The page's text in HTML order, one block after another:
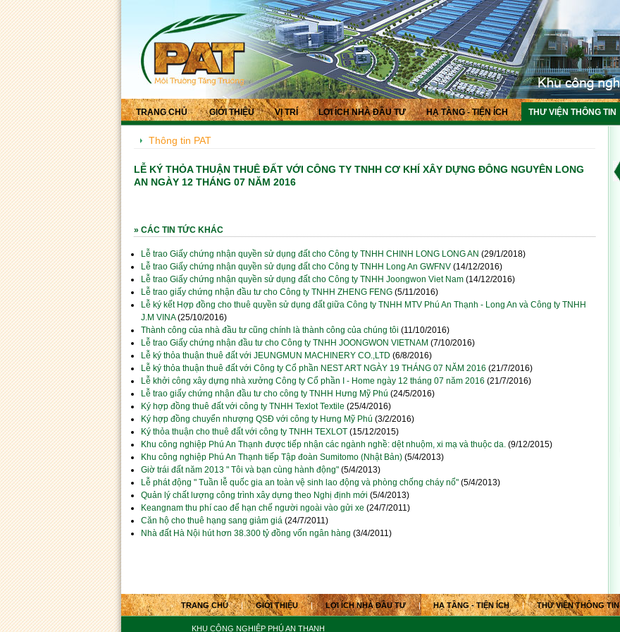
TRANG CHỦ GIỚI THIỆU VỊ TRÍ LỢI ÍCH NHÀ ĐẦU TƯ HẠ TẦNG - TIỆN ÍCH THƯ VIỆN THÔNG TIN
Thông tin PAT
LỄ KÝ THỎA THUẬN THUÊ ĐẤT VỚI CÔNG TY TNHH CƠ KHÍ XÂY DỰNG ĐÔNG NGUYÊN LONG
AN NGÀY 12 THÁNG 07 NĂM 2016
» CÁC TIN TỨC KHÁC
Lễ trao Giấy chứng nhận quyền sử dụng đất cho Công ty TNHH CHINH LONG LONG AN (29/1/2018)
Lễ trao Giấy chứng nhận quyền sử dụng đất cho Công ty TNHH Long An GWFNV (14/12/2016)
Lễ trao Giấy chứng nhận quyền sử dụng đất cho Công ty TNHH Joongwon Viet Nam (14/12/2016)
Lễ trao giấy chứng nhận đầu tư cho Công ty TNHH ZHENG FENG (5/11/2016)
Lễ ký kết Hợp đồng cho thuê quyền sử dụng đất giữa Công ty TNHH MTV Phú An Thạnh - Long An và Công ty TNHH
J.M VINA(25/10/2016)
Thành công của nhà đầu tư cũng chính là thành công của chúng tôi (11/10/2016)
Lễ trao Giấy chứng nhận đầu tư cho Công ty TNHH JOONGWON VIETNAM (7/10/2016)
Lễ ký thỏa thuận thuê đất với JEUNGMUN MACHINERY CO.,LTD (6/8/2016)
Lễ ký thỏa thuận thuê đất với Công ty Cổ phần NEST ART NGÀY 19 THÁNG 07 NĂM 2016 (21/7/2016)
Lễ khởi công xây dựng nhà xưởng Công ty Cổ phần I - Home ngày 12 tháng 07 năm 2016 (21/7/2016)
Lễ trao giấy chứng nhận đầu tư cho công ty TNHH Hưng Mỹ Phú (24/5/2016)
Ký hợp đồng thuê đất với công ty TNHH Texlot Textile (25/4/2016)
Ký hợp đồng chuyển nhượng QSĐ với công ty Hưng Mỹ Phú (3/2/2016)
Ký thỏa thuận cho thuê đất với công ty TNHH TEXLOT (15/12/2015)
Khu công nghiệp Phú An Thạnh được tiếp nhận các ngành nghề: dệt nhuộm, xi mạ và thuộc da. (9/12/2015)
Khu công nghiệp Phú An Thạnh tiếp Tập đoàn Sumitomo (Nhật Bản) (5/4/2013)
Giờ trái đất năm 2013 " Tôi và bạn cùng hành động" (5/4/2013)
Lễ phát động " Tuần lễ quốc gia an toàn vệ sinh lao động và phòng chống cháy nổ" (5/4/2013)
Quản lý chất lượng công trình xây dựng theo Nghị định mới (5/4/2013)
Keangnam thu phí cao để hạn chế người ngoài vào gửi xe (24/7/2011)
Căn hộ cho thuê hạng sang giảm giá (24/7/2011)
Nhà đất Hà Nội hút hơn 38.300 tỷ đồng vốn ngân hàng (3/4/2011)
TRANG CHỦ | GIỚI THIỆU | LỢI ÍCH NHÀ ĐẦU TƯ | HẠ TẦNG - TIỆN ÍCH | THƯ VIỆN THÔNG TIN
KHU CÔNG NGHIỆP PHÚ AN THẠNH